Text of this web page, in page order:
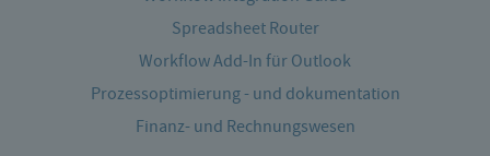
Spreadsheet Router
Workflow Add-In für Outlook
Prozessoptimierung - und dokumentation
Finanz- und Rechnungswesen